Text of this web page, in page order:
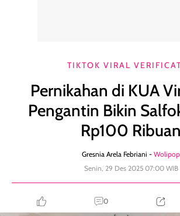
TIKTOK VIRAL
Pernikahan di KUA
Pengantin Bikin
Rp100 Ribuan
Gresnia Arela Febriani - Wolipop
Senin, 29 Des 2025 07:00 WIB
0